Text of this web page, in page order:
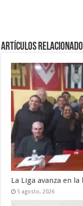
Artículos
La Liga avanza en
5 agosto, 2026